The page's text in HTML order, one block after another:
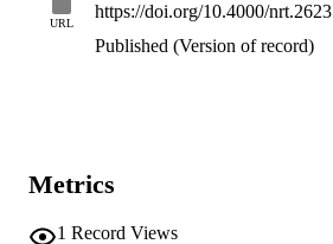
URL
https://doi.org/10.4000/nrt.2623
Published (Version of record)
Metrics
1 Record Views